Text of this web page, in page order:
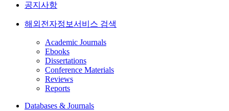
공지사항
해외전자정보서비스 검색
Academic Journals
Ebooks
Dissertations
Conference Materials
Reviews
Reports
Databases & Journals